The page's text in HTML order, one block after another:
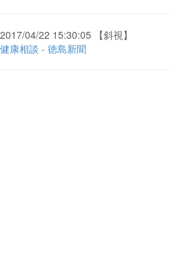
2017/04/22 15:30:05 【斜視】
健康相談 - 徳島新聞